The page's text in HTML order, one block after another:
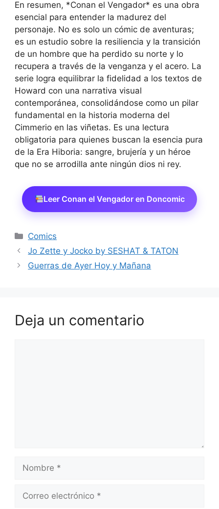
En resumen, *Conan el Vengador* es una obra
esencial para entender la madurez del
personaje. No es solo un cómic de aventuras;
es un estudio sobre la resiliencia y la transición
de un hombre que ha perdido su norte y lo
recupera a través de la venganza y el acero. La
serie logra equilibrar la fidelidad a los textos de
Howard con una narrativa visual
contemporánea, consolidándose como un pilar
fundamental en la historia moderna del
Cimmerio en las viñetas. Es una lectura
obligatoria para quienes buscan la esencia pura
de la Era Hiboria: sangre, brujería y un héroe
que no se arrodilla ante ningún dios ni rey.
Leer Conan el Vengador en Doncomic
Categorías
Comics
Jo Zette y Jocko by SESHAT & TATON
Guerras de Ayer Hoy y Mañana
Deja un comentario
electrónico